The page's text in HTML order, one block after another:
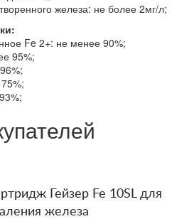
железа: не более 2мг/л;
Fe 2+: не менее 90%;
95%;
Гейзер Fe 10SL для
железа